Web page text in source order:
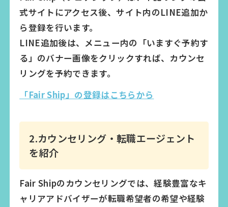
式サイトにアクセス後、サイト内のLINE追加か
ら登録を行います。
LINE追加後は、メニュー内の「いますぐ予約す
る」のバナー画像をクリックすれば、カウンセ
リングを予約できます。
「Fair Ship」の登録はこちらから
2.カウンセリング・転職エージェント
を紹介
Fair Shipのカウンセリングでは、経験豊富なキ
ャリアアドバイザーが転職希望者の希望や経験